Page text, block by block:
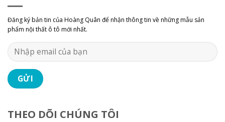
Đăng ký bản tin của Hoàng Quân để nhận thông tin về những mẫu sản
phẩm nội thất ô tô mới nhất.
THEO DÕI CHÚNG TÔI